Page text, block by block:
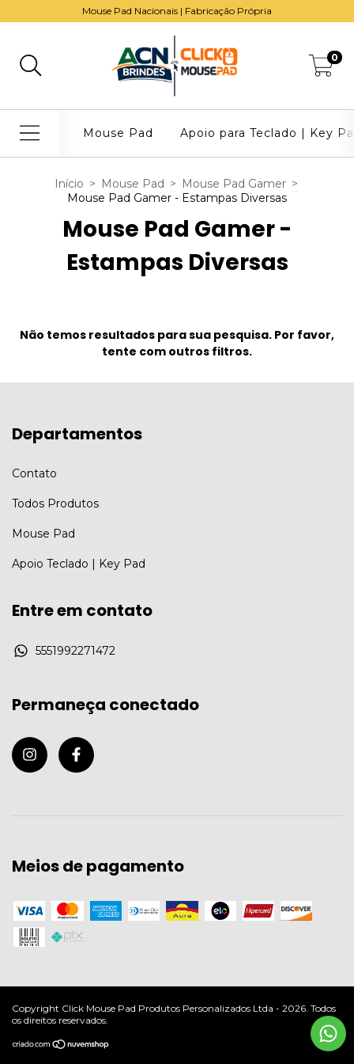
Mouse Pad Nacionais | Fabricação Própria
0
Mouse Pad Apoio para Teclado | Key
Início > Mouse Pad > Mouse Pad Gamer >
Mouse Pad Gamer - Estampas Diversas
Mouse Pad Gamer -
Estampas Diversas
Não temos resultados para sua pesquisa. Por favor,
tente com outros filtros.
Departamentos
Contato
Todos Produtos
Mouse Pad
Apoio Teclado | Key Pad
Entre em contato
5551992271472
Permaneça conectado
Meios de pagamento
Copyright Click Mouse Pad Produtos Personalizados Ltda - 2026. Todos
os direitos reservados.